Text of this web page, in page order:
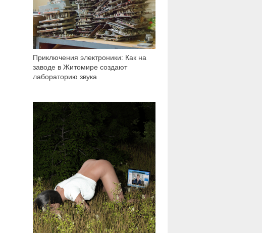
Приключения электроники: Как на
заводе в Житомире создают
лабораторию звука
25 623